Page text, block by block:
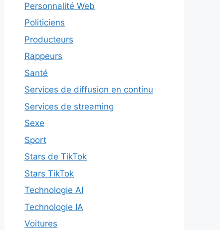
Personnalité Web
Politiciens
Producteurs
Rappeurs
Santé
Services de diffusion en continu
Services de streaming
Sexe
Sport
Stars de TikTok
Stars TikTok
Technologie AI
Technologie IA
Voitures